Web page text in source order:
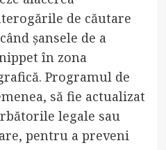
de căutare
șansele de a
în zona
Programul de
să fie actualizat
legale sau
pentru a preveni